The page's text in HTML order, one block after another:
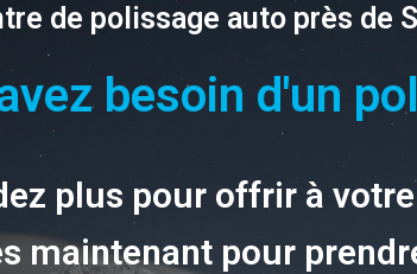
de polissage auto près de
besoin d'un
plus pour offrir à
maintenant pour